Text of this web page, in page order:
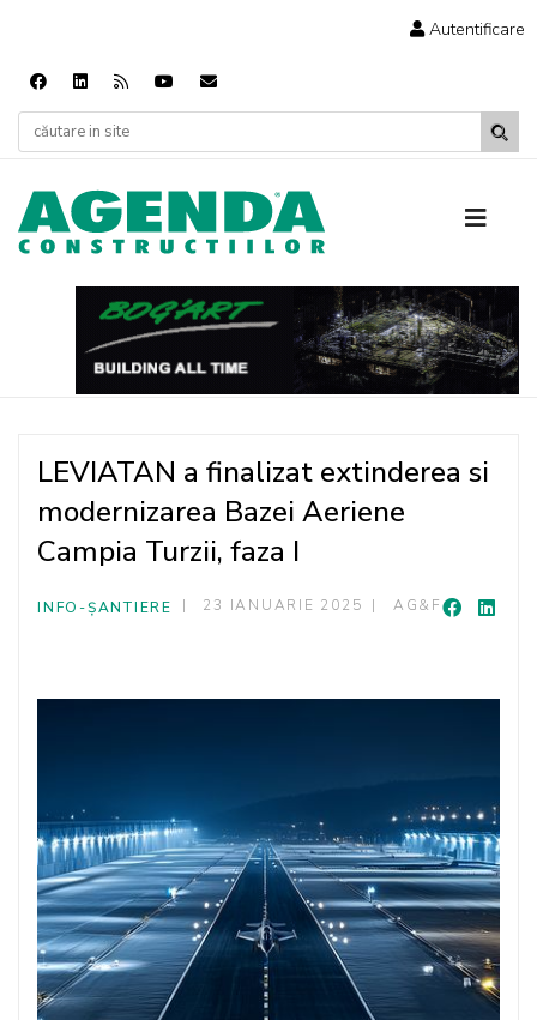
Autentificare
LEVIATAN a finalizat extinderea si
modernizarea Bazei Aeriene
Campia Turzii, faza I
INFO-ȘANTIERE 23 IANUARIE 2025 AG&F